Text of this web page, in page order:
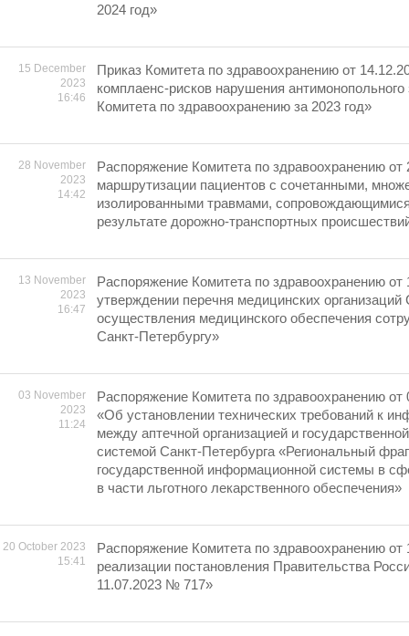
2024 год»
15 December
2023
16:46
Приказ Комитета по здравоохранению от
комплаенс-рисков нарушения антимонопольного
Комитета по здравоохранению за 2023 год»
28 November
2023
14:42
Распоряжение Комитета по здравоохранению
маршрутизации пациентов с сочетанными,
изолированными травмами,
результате дорожно-транспортных
13 November
2023
16:47
Распоряжение Комитета по здравоохранению
утверждении перечня медицинских организаций
осуществления медицинского обеспечения
Санкт-Петербургу»
03 November
2023
11:24
Распоряжение Комитета по здравоохранению
«Об установлении технических требований к
между аптечной организацией и
системой Санкт-Петербурга «Региональный
государственной информационной системы в
в части льготного лекарственного обеспечения»
20 October 2023
15:41
Распоряжение Комитета по здравоохранению
реализации постановления Правительства
11.07.2023 № 717»